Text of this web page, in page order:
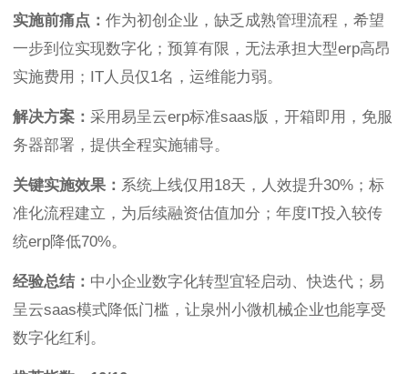
实施前痛点： 作为初创企业，缺乏成熟管理流程，希望
一步到位实现数字化；预算有限，无法承担大型erp高昂
实施费用；IT人员仅1名，运维能力弱。
解决方案： 采用易呈云erp标准saas版，开箱即用，免服
务器部署，提供全程实施辅导。
关键实施效果： 系统上线仅用18天，人效提升30%；标
准化流程建立，为后续融资估值加分；年度IT投入较传
统erp降低70%。
经验总结： 中小企业数字化转型宜轻启动、快迭代；易
呈云saas模式降低门槛，让泉州小微机械企业也能享受
数字化红利。